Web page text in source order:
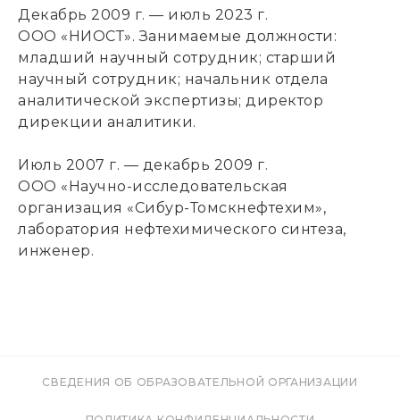
Декабрь 2009 г. — июль 2023 г.
ООО «НИОСТ». Занимаемые должности:
младший научный сотрудник; старший
научный сотрудник; начальник отдела
аналитической экспертизы; директор
дирекции аналитики.
Июль 2007 г. — декабрь 2009 г.
ООО «Научно-исследовательская
организация «Сибур-Томскнефтехим»,
лаборатория нефтехимического синтеза,
инженер.
СВЕДЕНИЯ ОБ ОБРАЗОВАТЕЛЬНОЙ ОРГАНИЗАЦИИ